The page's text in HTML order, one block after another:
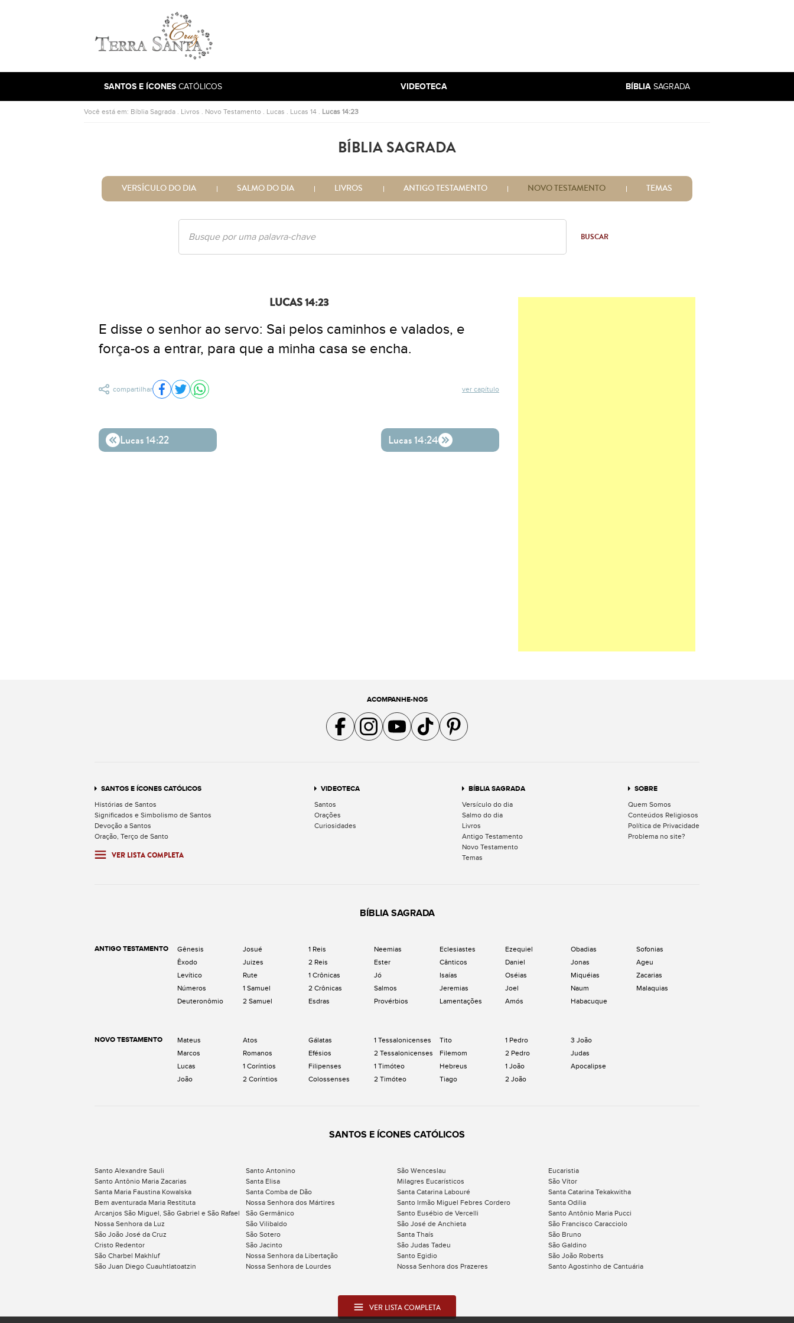
Ir para a página inicial
SANTOS E ÍCONES CATÓLICOS VIDEOTECA BÍBLIA SAGRADA
Você está em: Bíblia Sagrada . Livros . Novo Testamento . Lucas . Lucas 14 . Lucas 14:23
BÍBLIA SAGRADA
VERSÍCULO DO DIA SALMO DO DIA LIVROS ANTIGO TESTAMENTO NOVO TESTAMENTO TEMAS
BUSCAR
LUCAS 14:23
E disse o senhor ao servo: Sai pelos caminhos e valados, e
força-os a entrar, para que a minha casa se encha.
ver capítulo
compartilhar Compartilhar no Facebook
Compartilhar no Twitter
Compartilhar no WhatsApp
Lucas 14:22 Lucas 14:24
ACOMPANHE-NOS
Acompanhe a gente no Facebook
Acompanhe a gente no Instagram
Acompanhe a gente no YouTube
Acompanhe a gente no TikTok
Acompanhe a gente no Pinterest
SANTOS E ÍCONES CATÓLICOS
Histórias de Santos
Significados e Simbolismo de Santos
Devoção a Santos
Oração, Terço de Santo
VER LISTA COMPLETA
VIDEOTECA
Santos
Orações
Curiosidades
BÍBLIA SAGRADA
Versículo do dia
Salmo do dia
Livros
Antigo Testamento
Novo Testamento
Temas
SOBRE
Quem Somos
Conteúdos Religiosos
Política de Privacidade
Problema no site?
BÍBLIA SAGRADA
ANTIGO TESTAMENTO
Gênesis
Êxodo
Levítico
Números
Deuteronômio
Josué
Juizes
Rute
1 Samuel
2 Samuel
1 Reis
2 Reis
1 Crônicas
2 Crônicas
Esdras
Neemias
Ester
Jó
Salmos
Provérbios
Eclesiastes
Cânticos
Isaías
Jeremias
Lamentações
Ezequiel
Daniel
Oséias
Joel
Amós
Obadias
Jonas
Miquéias
Naum
Habacuque
Sofonias
Ageu
Zacarias
Malaquias
NOVO TESTAMENTO
Mateus
Marcos
Lucas
João
Atos
Romanos
1 Coríntios
2 Coríntios
Gálatas
Efésios
Filipenses
Colossenses
1 Tessalonicenses
2 Tessalonicenses
1 Timóteo
2 Timóteo
Tito
Filemom
Hebreus
Tiago
1 Pedro
2 Pedro
1 João
2 João
3 João
Judas
Apocalipse
SANTOS E ÍCONES CATÓLICOS
Santo Alexandre Sauli Santo Antonino São Wenceslau
Eucaristia
Santo Antônio Maria Zacarias
Santa Elisa Milagres Eucarísticos
São Vítor
Santa Maria Faustina Kowalska
Santa Comba de Dão Santa Catarina Labouré
Santa Catarina Tekakwitha
Bem aventurada Maria Restituta
Nossa Senhora dos Mártires Santo Irmão Miguel Febres Cordero
Santa Odilia
Arcanjos São Miguel, São Gabriel e São Rafael
São Germânico Santo Eusébio de Vercelli
Santo Antônio Maria Pucci
Nossa Senhora da Luz
São Vilibaldo São José de Anchieta
São Francisco Caracciolo
São João José da Cruz
São Sotero Santa Thaís
São Bruno
Cristo Redentor
São Jacinto São Judas Tadeu
São Galdino
São Charbel Makhluf
Nossa Senhora da Libertação Santo Egidio
São João Roberts
São Juan Diego Cuauhtlatoatzin
Nossa Senhora de Lourdes Nossa Senhora dos Prazeres Santo Agostinho de Cantuária
VER LISTA COMPLETA